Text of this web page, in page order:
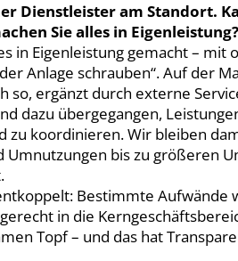
Dienstleister am Standort.
Sie alles in Eigenleistung?
in Eigenleistung gemacht – mit
Anlage schrauben“. Auf der
so, ergänzt durch externe
dazu übergegangen,
zu koordinieren. Wir bleiben
bis zu größeren
Bestimmte Aufwände
in die
Topf – und das hat